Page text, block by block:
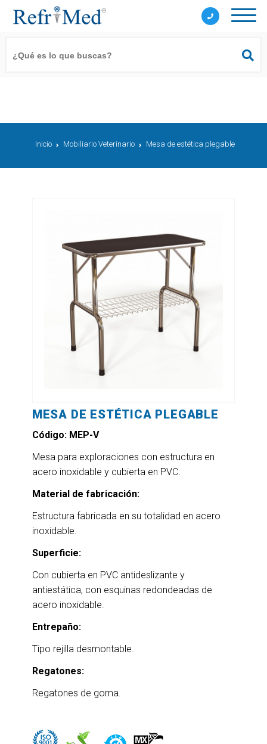
Inicio Mobiliario Veterinario Mesa de estética plegable
MESA DE ESTÉTICA PLEGABLE
Código: MEP-V
Mesa para exploraciones con estructura en
acero inoxidable y cubierta en PVC.
Material de fabricación:
Estructura fabricada en su totalidad en acero
inoxidable.
Superficie:
Con cubierta en PVC antideslizante y
antiestática, con esquinas redondeadas de
acero inoxidable.
Entrepaño:
Tipo rejilla desmontable.
Regatones:
Regatones de goma.